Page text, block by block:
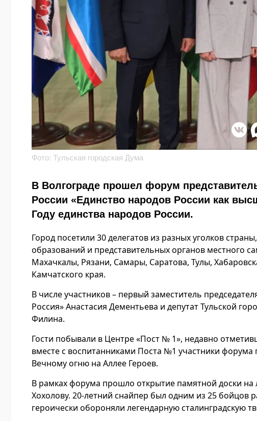
Фото: Тульская городская Дума
В Волгограде прошел форум
России «Единство народов России как
Году единства народов России.
Город посетили 30 делегатов из разных уголков
образований и представительных органов местного
Махачкалы, Рязани, Самары, Саратова, Тулы,
Камчатского края.
В числе участников – первый заместитель
Россия» Анастасия Дементьева и депутат Тульской
Филина.
Гости побывали в Центре «Пост № 1», недавно
вместе с воспитанниками Поста №1 участники
Вечному огню на Аллее Героев.
В рамках форума прошло открытие памятной доски
Хохолову. 20-летний снайпер был одним из 25 бойцов
героически обороняли легендарную сталинградскую